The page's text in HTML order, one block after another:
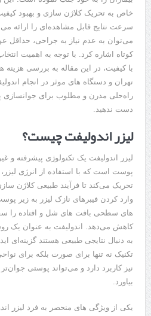
خاص به تحریک کلاژن ‌سازی و بهبود
‌سرعت نتایج قابل مشاهده‌ای را ارائه
می‌توان به عدم نیاز به جراحی، حداقل
کوتاه اشاره کرد. با توجه به اهمیت
با کیفیت، در این مقاله به بررسی هزینه‌
تهران و دستگاه ‌های موثر در انجام
راه‌حلی مدرن و مطلوب برای جوانسازی
دست ندهید.
لیزر اندولیفت چیست؟
لیزر اندولیفت یک تکنولوژی پیشرفته و
پوست است که با استفاده از انرژی
تحریک می‌کند تا فرآیند طبیعی کلاژن‌
وارد کردن فیبرهای نازک لیزر به زیر
های سطحی بافت‌ های شل و افتاده را
کاهش می‌دهد. اندولیفت به‌ عنوان یک
به دنبال نتایجی طبیعی هستند
تکنیک نه‌ تنها برای صورت بلکه برای
نیز کاربرد دارد و می‌تواند پوستی
بیاورد.
یکی از ویژگی‌ های منحصر به فرد لیزر